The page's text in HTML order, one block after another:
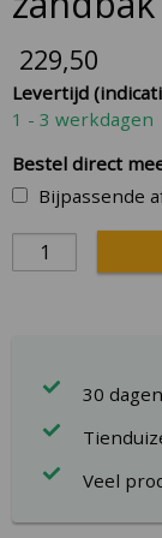
229,50
Levertijd
1 - 3 werkdagen
Bestel direct
Bijpassende
30 dagen
Veel
beginning
the
images
gallery